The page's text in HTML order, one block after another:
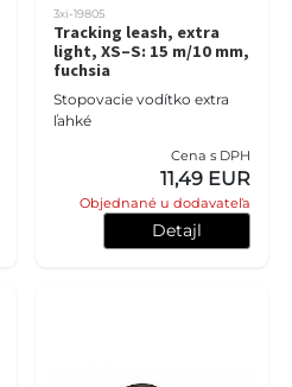
3xi-19805
Tracking leash, extra
light, XS–S: 15 m/10 mm,
fuchsia
Stopovacie vodítko extra
ľahké
Cena s DPH
11,49 EUR
Objednané u dodavateľa
Detajl